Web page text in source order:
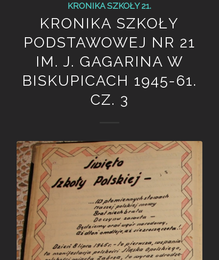
KRONIKA SZKOŁY 21.
KRONIKA SZKOŁY
PODSTAWOWEJ NR 21
IM. J. GAGARINA W
BISKUPICACH 1945-61.
CZ. 3